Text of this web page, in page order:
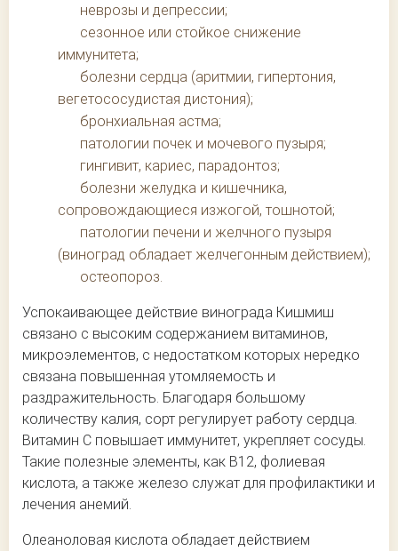
неврозы и депрессии;
сезонное или стойкое снижение
иммунитета;
болезни сердца (аритмии, гипертония,
вегетососудистая дистония);
бронхиальная астма;
патологии почек и мочевого пузыря;
гингивит, кариес, парадонтоз;
болезни желудка и кишечника,
сопровождающиеся изжогой, тошнотой;
патологии печени и желчного пузыря
(виноград обладает желчегонным действием);
остеопороз.
Успокаивающее действие винограда Кишмиш
связано с высоким содержанием витаминов,
микроэлементов, с недостатком которых нередко
связана повышенная утомляемость и
раздражительность. Благодаря большому
количеству калия, сорт регулирует работу сердца.
Витамин С повышает иммунитет, укрепляет сосуды.
Такие полезные элементы, как В12, фолиевая
кислота, а также железо служат для профилактики и
лечения анемий.
Олеаноловая кислота обладает действием